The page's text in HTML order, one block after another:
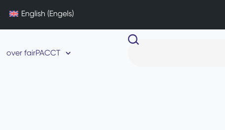
English (Engels)
over fairPACCT